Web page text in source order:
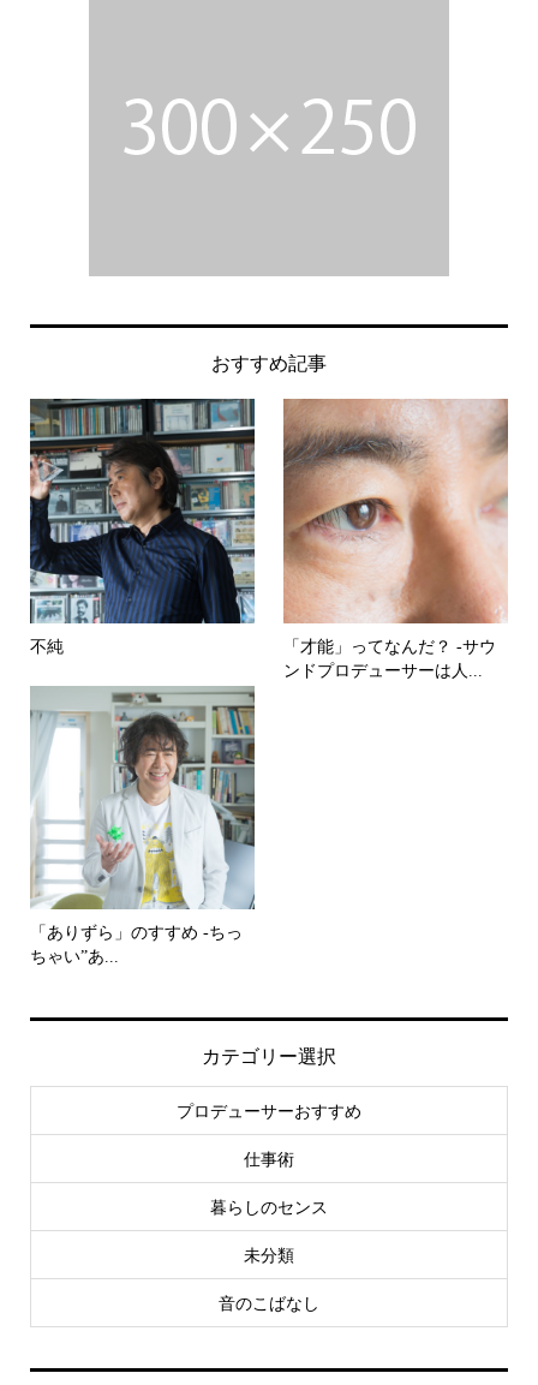
おすすめ記事
不純
「才能」ってなんだ？ -サウ
ンドプロデューサーは人...
「ありずら」のすすめ -ちっ
ちゃい”あ...
カテゴリー選択
プロデューサーおすすめ
仕事術
暮らしのセンス
未分類
音のこばなし